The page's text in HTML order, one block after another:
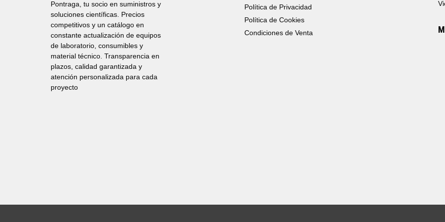
Pontraga, tu socio en suministros y
soluciones científicas. Precios
competitivos y un catálogo en
constante actualización de equipos
de laboratorio, consumibles y
material técnico. Transparencia en
plazos, calidad garantizada y
atención personalizada para cada
proyecto
Política de Privacidad
Política de Cookies
Condiciones de Venta